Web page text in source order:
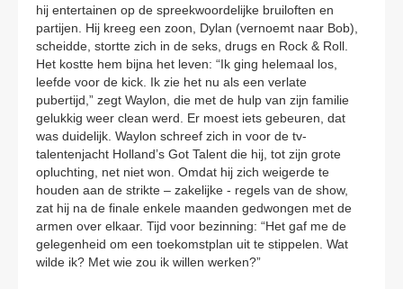
hij entertainen op de spreekwoordelijke bruiloften en
partijen. Hij kreeg een zoon, Dylan (vernoemt naar Bob),
scheidde, stortte zich in de seks, drugs en Rock & Roll.
Het kostte hem bijna het leven: “Ik ging helemaal los,
leefde voor de kick. Ik zie het nu als een verlate
pubertijd,” zegt Waylon, die met de hulp van zijn familie
gelukkig weer clean werd. Er moest iets gebeuren, dat
was duidelijk. Waylon schreef zich in voor de tv-
talentenjacht Holland’s Got Talent die hij, tot zijn grote
opluchting, net niet won. Omdat hij zich weigerde te
houden aan de strikte – zakelijke - regels van de show,
zat hij na de finale enkele maanden gedwongen met de
armen over elkaar. Tijd voor bezinning: “Het gaf me de
gelegenheid om een toekomstplan uit te stippelen. Wat
wilde ik? Met wie zou ik willen werken?”